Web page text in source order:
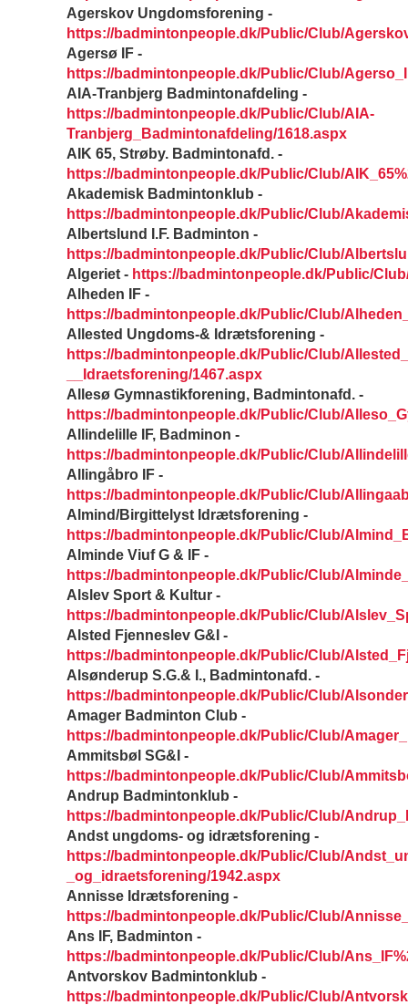
Agerskov Ungdomsforening -
https://badmintonpeople.dk/Public/Club/
Agersø IF -
https://badmintonpeople.dk/Public/Club/
AIA-Tranbjerg Badmintonafdeling -
https://badmintonpeople.dk/Public/Club/AIA-
Tranbjerg_Badmintonafdeling/1618.aspx
AIK 65, Strøby. Badmintonafd. -
https://badmintonpeople.dk/Public/Club/
Akademisk Badmintonklub -
https://badmintonpeople.dk/Public/Club/
Albertslund I.F. Badminton -
https://badmintonpeople.dk/Public/Club/
Algeriet - https://badmintonpeople.dk/Public/
Alheden IF -
https://badmintonpeople.dk/Public/Club/
Allested Ungdoms-& Idrætsforening -
https://badmintonpeople.dk/Public/Club/
__Idraetsforening/1467.aspx
Allesø Gymnastikforening, Badmintonafd. -
https://badmintonpeople.dk/Public/Club/
Allindelille IF, Badminon -
https://badmintonpeople.dk/Public/Club/
Allingåbro IF -
https://badmintonpeople.dk/Public/Club/
Almind/Birgittelyst Idrætsforening -
https://badmintonpeople.dk/Public/Club/
Alminde Viuf G & IF -
https://badmintonpeople.dk/Public/Club/
Alslev Sport & Kultur -
https://badmintonpeople.dk/Public/Club/
Alsted Fjenneslev G&I -
https://badmintonpeople.dk/Public/Club/
Alsønderup S.G.& I., Badmintonafd. -
https://badmintonpeople.dk/Public/Club/
Amager Badminton Club -
https://badmintonpeople.dk/Public/Club/
Ammitsbøl SG&I -
https://badmintonpeople.dk/Public/Club/
Andrup Badmintonklub -
https://badmintonpeople.dk/Public/Club/
Andst ungdoms- og idrætsforening -
https://badmintonpeople.dk/Public/Club/
_og_idraetsforening/1942.aspx
Annisse Idrætsforening -
https://badmintonpeople.dk/Public/Club/
Ans IF, Badminton -
https://badmintonpeople.dk/Public/Club/
Antvorskov Badmintonklub -
https://badmintonpeople.dk/Public/Club/